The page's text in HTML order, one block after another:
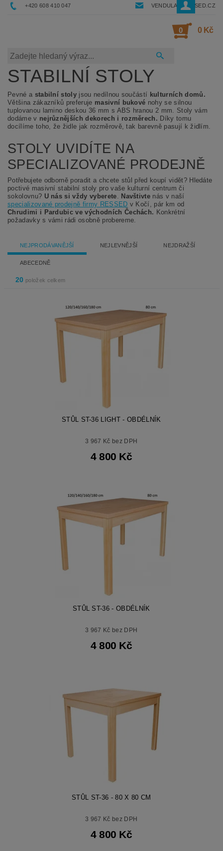
+420 608 410 047 VENDULA@RESSED.CZ
0 0 Kč
STABILNÍ STOLY
Pevné a stabilní stoly jsou nedílnou součástí kulturních domů.
Většina zákazníků preferuje masivní bukové nohy se silnou
tuplovanou lamino deskou 36 mm s ABS hranou 2 mm. Stoly vám
dodáme v nejrůznějších dekorech i rozměrech . Díky tomu
docílíme toho, že židle jak rozměrově, tak barevně pasují k židlím.
STOLY UVIDÍTE NA
SPECIALIZOVANÉ PRODEJNĚ
Potřebujete odborně poradit a chcete stůl před koupí vidět? Hledáte
poctivé masivní stabilní stoly pro vaše kulturní centrum či
sokolovnu? U nás si vždy vyberete. Navštivte nás v naší
specializované prodejně firmy RESSED v Kočí, pár km od
Chrudimi i Pardubic ve východních Čechách. Konkrétní
požadavky s vámi rádi osobně probereme.
NEJPRODÁVANĚJŠÍ NEJLEVNĚJŠÍ NEJDRAŽŠÍ
ABECEDNĚ
20 položek celkem
STŮL ST-36 LIGHT - OBDÉLNÍK
3 967 Kč bez DPH
4 800 Kč
STŮL ST-36 - OBDÉLNÍK
3 967 Kč bez DPH
4 800 Kč
STŮL ST-36 - 80 X 80 CM
3 967 Kč bez DPH
4 800 Kč